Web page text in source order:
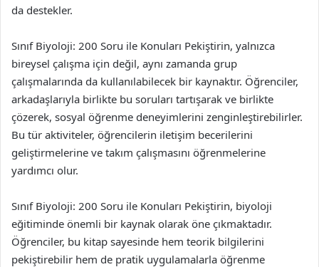
da destekler.
Sınıf Biyoloji: 200 Soru ile Konuları Pekiştirin, yalnızca
bireysel çalışma için değil, aynı zamanda grup
çalışmalarında da kullanılabilecek bir kaynaktır. Öğrenciler,
arkadaşlarıyla birlikte bu soruları tartışarak ve birlikte
çözerek, sosyal öğrenme deneyimlerini zenginleştirebilirler.
Bu tür aktiviteler, öğrencilerin iletişim becerilerini
geliştirmelerine ve takım çalışmasını öğrenmelerine
yardımcı olur.
Sınıf Biyoloji: 200 Soru ile Konuları Pekiştirin, biyoloji
eğitiminde önemli bir kaynak olarak öne çıkmaktadır.
Öğrenciler, bu kitap sayesinde hem teorik bilgilerini
pekiştirebilir hem de pratik uygulamalarla öğrenme